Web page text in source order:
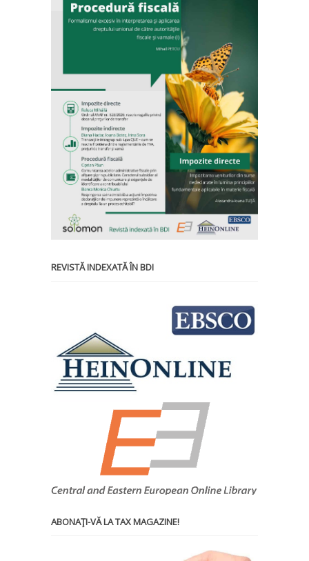
REVISTĂ INDEXATĂ ÎN BDI
ABONAŢI-VĂ LA TAX MAGAZINE!